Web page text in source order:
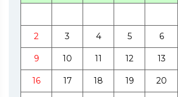
2 3 4 5 6
9 10 11 12 13
16 17 18 19 20